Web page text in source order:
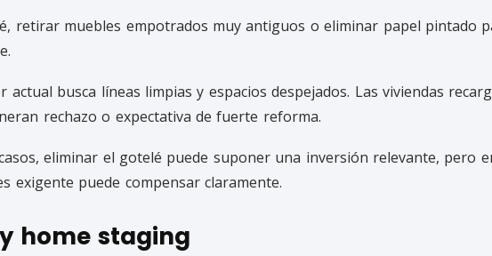
retirar muebles empotrados muy antiguos o eliminar papel pintado
actual busca líneas limpias y espacios despejados. Las viviendas
rechazo o expectativa de fuerte reforma.
eliminar el gotelé puede suponer una inversión relevante, pero
exigente puede compensar claramente.
home staging